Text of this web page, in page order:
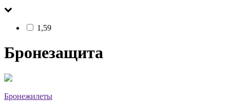
1,59
Бронезащита
Бронежилеты